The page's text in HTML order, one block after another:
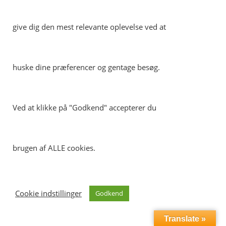
give dig den mest relevante oplevelse ved at
huske dine præferencer og gentage besøg.
Ved at klikke på "Godkend" accepterer du
brugen af ALLE cookies.
Cookie indstillinger Godkend
Translate »